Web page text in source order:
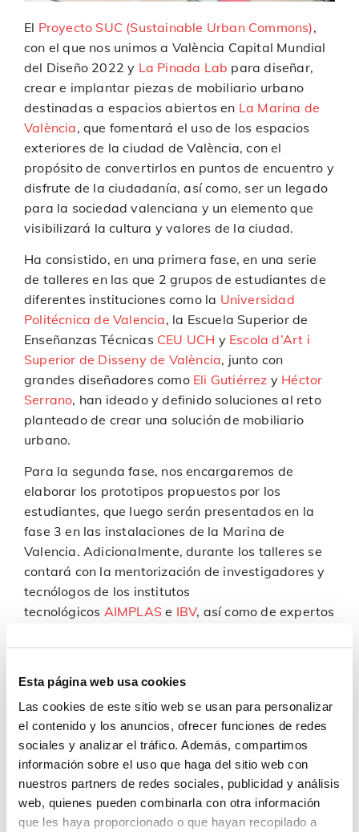
Esta página web usa cookies
Las cookies de este sitio web se usan para personalizar
el contenido y los anuncios, ofrecer funciones de redes
sociales y analizar el tráfico. Además, compartimos
información sobre el uso que haga del sitio web con
nuestros partners de redes sociales, publicidad y análisis
web, quienes pueden combinarla con otra información
que les haya proporcionado o que hayan recopilado a
El Proyecto SUC (Sustainable Urban Commons),
con el que nos unimos a València Capital Mundial
del Diseño 2022 y La Pinada Lab para diseñar,
crear e implantar piezas de mobiliario urbano
destinadas a espacios abiertos en La Marina de
València, que fomentará el uso de los espacios
exteriores de la ciudad de València, con el
propósito de convertirlos en puntos de encuentro y
disfrute de la ciudadanía, así como, ser un legado
para la sociedad valenciana y un elemento que
visibilizará la cultura y valores de la ciudad.
Ha consistido, en una primera fase, en una serie
de talleres en las que 2 grupos de estudiantes de
diferentes instituciones como la Universidad
Politécnica de Valencia, la Escuela Superior de
Enseñanzas Técnicas CEU UCH y Escola d’Art i
Superior de Disseny de València, junto con
grandes diseñadores como Eli Gutiérrez y Héctor
Serrano, han ideado y definido soluciones al reto
planteado de crear una solución de mobiliario
urbano.
Para la segunda fase, nos encargaremos de
elaborar los prototipos propuestos por los
estudiantes, que luego serán presentados en la
fase 3 en las instalaciones de la Marina de
Valencia. Adicionalmente, durante los talleres se
contará con la mentorización de investigadores y
tecnólogos de los institutos
tecnológicos AIMPLAS e IBV, así como de expertos